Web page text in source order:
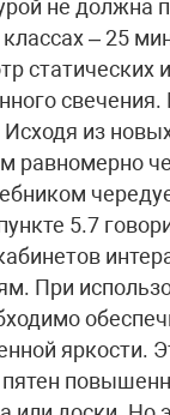
не должна
– 25
статических
из
равномерно
5.7
При
яркости.